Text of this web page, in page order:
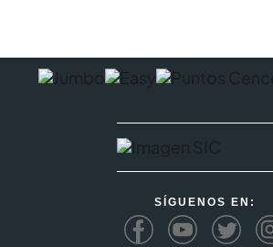
SÍGUENOS EN: